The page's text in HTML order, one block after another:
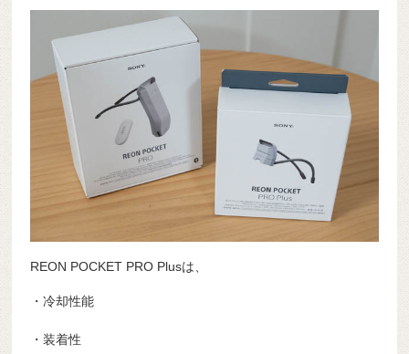
REON POCKET PRO Plusは、
・冷却性能
・装着性